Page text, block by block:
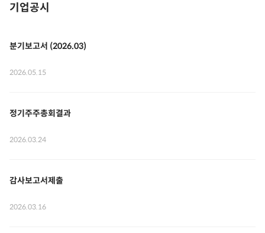
기업공시
분기보고서 (2026.03)
2026.05.15
정기주주총회결과
2026.03.24
감사보고서제출
2026.03.16